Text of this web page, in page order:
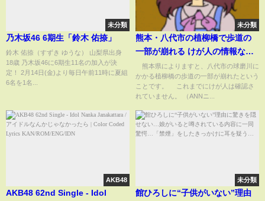
未分類
乃木坂46 6期生「鈴木 佑捺」
鈴木 佑捺（すずき ゆうな） 山梨県出身
18歳 乃木坂46に6期生11名の加入が決
定！ 2月14日(金)より毎日午前11時に夏組
6名を1名...
未分類
熊本・八代市の植柳橋で歩道の
一部が崩れる けが人の情報なし
(ABEMA TIMES)
熊本県によりますと、八代市の球磨川に
かかる植柳橋の歩道の一部が崩れたという
ことです。 これまでにけが人は確認さ
れていません。 （ANNニ...
AKB48
AKB48 62nd Single - Idol
未分類
館ひろしに“子供がいない”理由